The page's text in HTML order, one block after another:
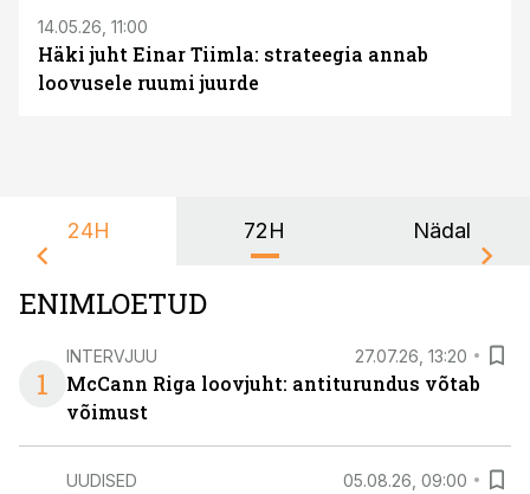
14.05.26, 11:00
Häki juht Einar Tiimla: strateegia annab
loovusele ruumi juurde
24H 72H Nädal
ENIMLOETUD
1
INTERVJUU 27.07.26, 13:20
McCann Riga loovjuht: antiturundus võtab
võimust
UUDISED 05.08.26, 09:00